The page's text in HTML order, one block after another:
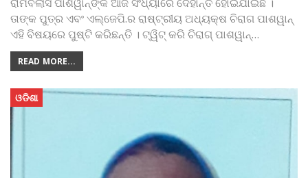
ତାଙ୍କ ପୁତ୍ର ଏବଂ ଏଲ୍‌ଜେପି.ର ରାଷ୍ଟ୍ରୀୟ ଅଧ୍ୟକ୍ଷ ଚିରାଗ ପାଶୱାନ୍‌
ଏହି ବିଷୟରେ ପୁଷ୍ଟି କରିଛନ୍ତି । ଟ୍ୱିଟ୍‌ କରି ଚିରାଗ୍‌ ପାଶୱାନ୍‌…
READ MORE...
ଓଡିଶା